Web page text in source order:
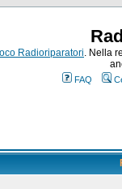
Radioriparatori. Nella
FAQ